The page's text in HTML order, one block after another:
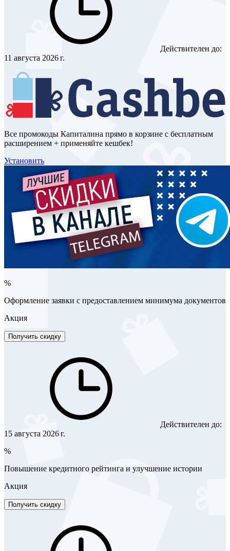
Действителен до:
11 августа 2026 г.
Все промокоды Капиталина прямо в корзине с бесплатным
расширением + применяйте кешбек!
Установить
%
Оформление заявки с предоставлением минимума документов
Акция
Получить скидку
Действителен до:
15 августа 2026 г.
%
Повышение кредитного рейтинга и улучшение истории
Акция
Получить скидку